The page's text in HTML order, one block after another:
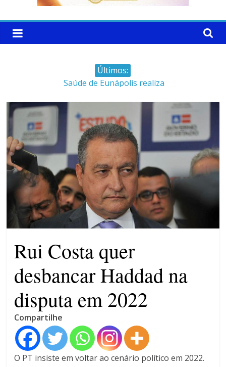
Últimos:
Saúde de Eunápolis realiza
Máfia das canetas
emagrecedoras na mira da
polícia
Faltam 10 dias para a
campanha começar pra valer
Ministro do STJ perde o cargo
por assédio sexual
Patrimônio de Neto Carletto
aumentou cerca de 5.600% em
Rui Costa quer
desbancar Haddad na
disputa em 2022
Compartilhe
O PT insiste em voltar ao cenário político em 2022.